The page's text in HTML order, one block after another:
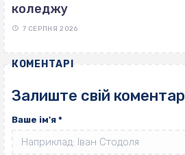
коледжу
7 СЕРПНЯ 2026
КОМЕНТАРІ
Залиште свій коментар
Ваше ім'я *